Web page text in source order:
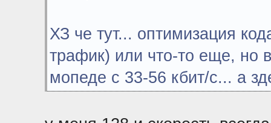
ХЗ че тут... оптимизация
трафик) или что-то еще, но
мопеде с 33-56 кбит/с... а